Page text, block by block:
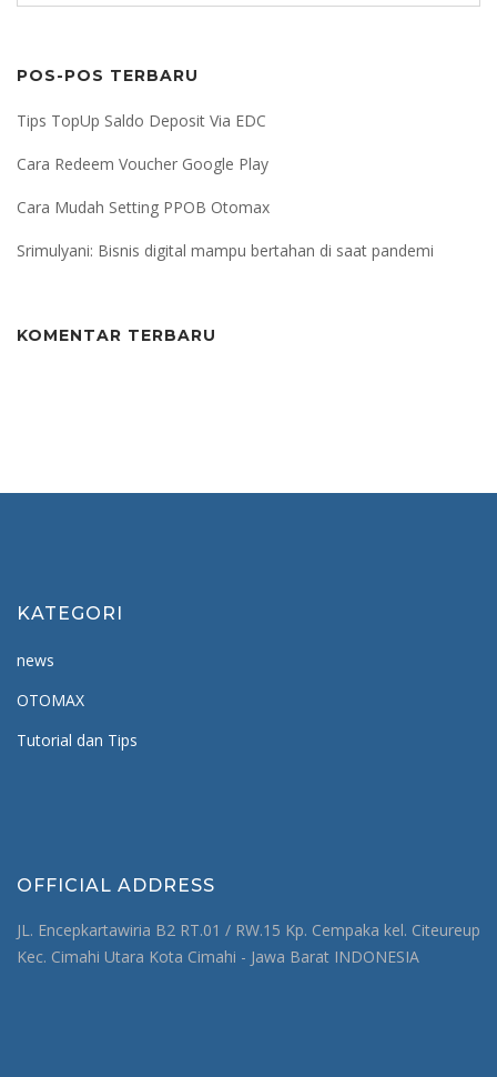
POS-POS TERBARU
Tips TopUp Saldo Deposit Via EDC
Cara Redeem Voucher Google Play
Cara Mudah Setting PPOB Otomax
Srimulyani: Bisnis digital mampu bertahan di saat pandemi
KOMENTAR TERBARU
KATEGORI
news
OTOMAX
Tutorial dan Tips
OFFICIAL ADDRESS
JL. Encepkartawiria B2 RT.01 / RW.15 Kp. Cempaka kel. Citeureup
Kec. Cimahi Utara Kota Cimahi - Jawa Barat INDONESIA